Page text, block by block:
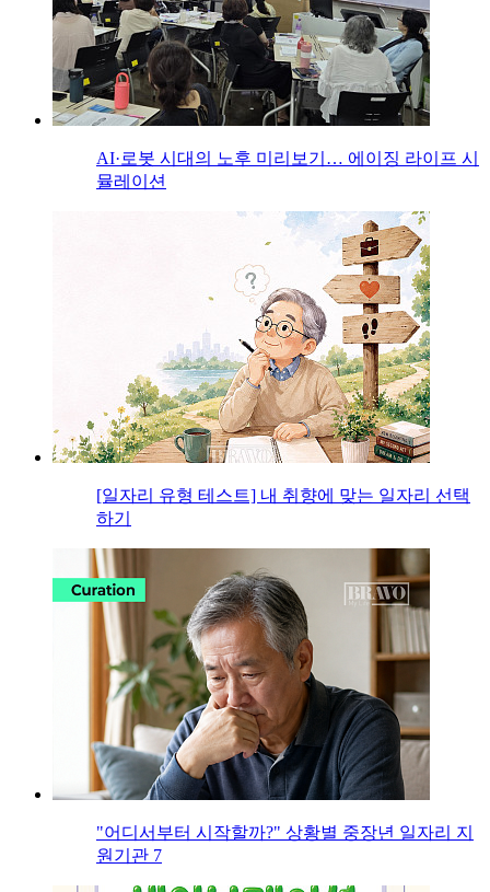
AI·로봇 시대의 노후 미리보기… 에이징 라이프 시
뮬레이션
[일자리 유형 테스트] 내 취향에 맞는 일자리 선택
하기
"어디서부터 시작할까?" 상황별 중장년 일자리 지
원기관 7